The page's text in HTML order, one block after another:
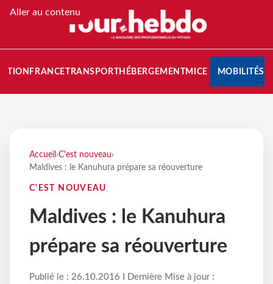
Aller au contenu
FRANCETRANSPORT HÉBERGEMENTMICE MOBILITÉS
Accueil ›C'est nouveau›
Maldives : le Kanuhura prépare sa réouverture
C'EST NOUVEAU
Maldives : le Kanuhura
prépare sa réouverture
Publié le : 26.10.2016 I Dernière Mise à jour :